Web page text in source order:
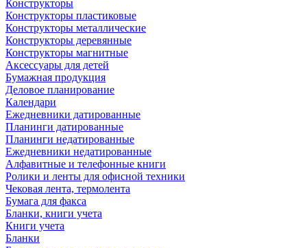
Конструкторы
Конструкторы пластиковые
Конструкторы металлические
Конструкторы деревянные
Конструкторы магнитные
Аксессуары для детей
Бумажная продукция
Деловое планирование
Календари
Ежедневники датированные
Планинги датированные
Планинги недатированные
Ежедневники недатированные
Алфавитные и телефонные книги
Ролики и ленты для офисной техники
Чековая лента, термолента
Бумага для факса
Бланки, книги учета
Книги учета
Бланки